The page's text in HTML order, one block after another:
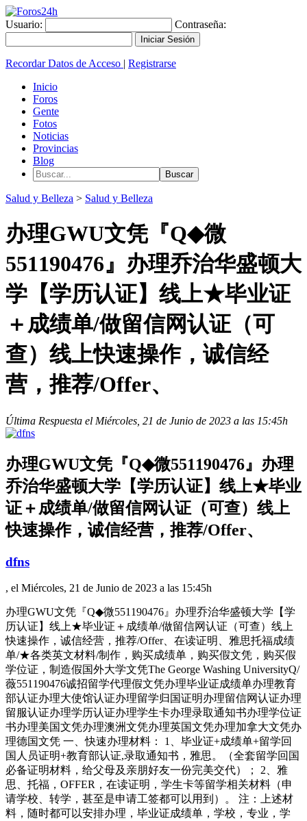
Usuario: Contraseña:
Recordar Datos de Acceso | Registrarse
Inicio
Foros
Gente
Fotos
Noticias
Provincias
Blog
Salud y Belleza > Salud y Belleza
办理GWU文凭『Q◆微
551190476』办理乔治华盛顿大
学【学历认证】线上★毕业证
＋成绩单/做留信网认证（可
查）线上快速操作，诚信经
营，推荐/Offer、
Última Respuesta el Miércoles, 21 de Junio de 2023 a las 15:45h
办理GWU文凭『Q◆微551190476』办理
乔治华盛顿大学【学历认证】线上★毕业
证＋成绩单/做留信网认证（可查）线上
快速操作，诚信经营，推荐/Offer、
dfns
, el Miércoles, 21 de Junio de 2023 a las 15:45h
办理GWU文凭『Q◆微551190476』办理乔治华盛顿大学【学
历认证】线上★毕业证＋成绩单/做留信网认证（可查）线上
快速操作，诚信经营，推荐/Offer、在读证明、雅思托福成绩
单/★各类英文材料/制作，购买成绩单，购买假文凭，购买假
学位证，制造假国外大学文凭The George Washing UniversityQ/
薇551190476诚招留学代理假文凭办理毕业证成绩单办理教育
部认证办理大使馆认证办理留学归国证明办理留信网认证办理
留服认证办理学历认证办理学生卡办理录取通知书办理学位证
书办理美国文凭办理澳洲文凭办理英国文凭办理加拿大文凭办
理德国文凭 一、快速办理材料： 1、毕业证+成绩单+留学回
国人员证明+教育部认证,录取通知书，雅思。（全套留学回国
必备证明材料，给父母及亲朋好友一份完美交代）； 2、雅
思、托福，OFFER，在读证明，学生卡等留学相关材料（申
请学校、转学，甚至是申请工签都可以用到）。 注：上述材
料，随时都可以安排办理，毕业证成绩单，学校，专业，学